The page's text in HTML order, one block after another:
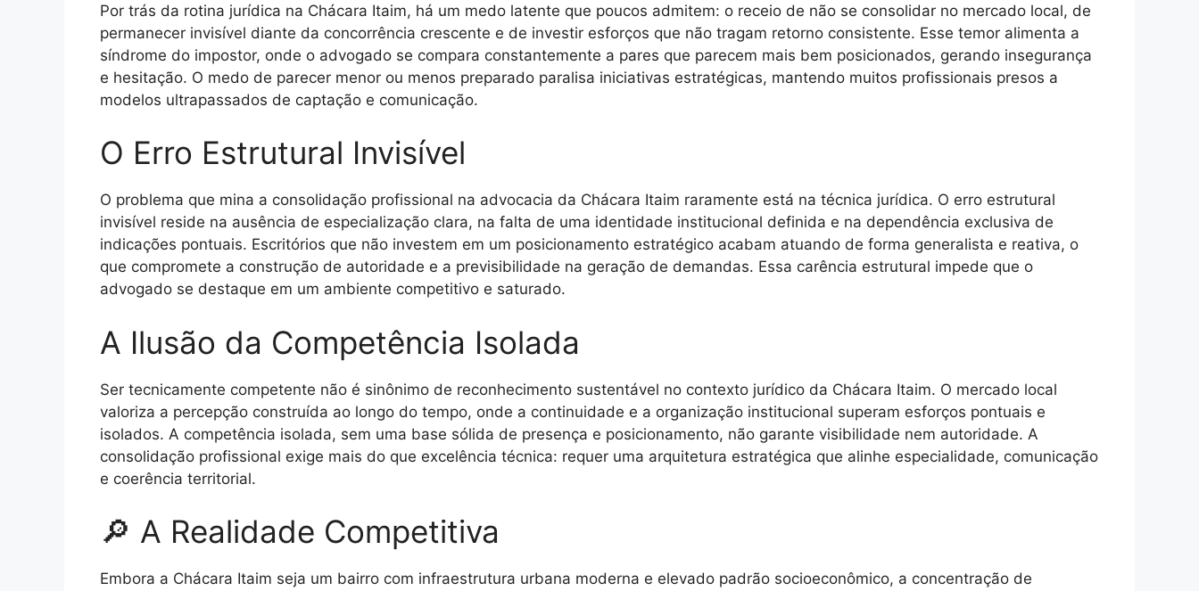
Por trás da rotina jurídica na Chácara Itaim, há um medo latente que poucos admitem: o receio de não se consolidar no mercado local, de
permanecer invisível diante da concorrência crescente e de investir esforços que não tragam retorno consistente. Esse temor alimenta a
síndrome do impostor, onde o advogado se compara constantemente a pares que parecem mais bem posicionados, gerando insegurança
e hesitação. O medo de parecer menor ou menos preparado paralisa iniciativas estratégicas, mantendo muitos profissionais presos a
modelos ultrapassados de captação e comunicação.
O Erro Estrutural Invisível
O problema que mina a consolidação profissional na advocacia da Chácara Itaim raramente está na técnica jurídica. O erro estrutural
invisível reside na ausência de especialização clara, na falta de uma identidade institucional definida e na dependência exclusiva de
indicações pontuais. Escritórios que não investem em um posicionamento estratégico acabam atuando de forma generalista e reativa, o
que compromete a construção de autoridade e a previsibilidade na geração de demandas. Essa carência estrutural impede que o
advogado se destaque em um ambiente competitivo e saturado.
A Ilusão da Competência Isolada
Ser tecnicamente competente não é sinônimo de reconhecimento sustentável no contexto jurídico da Chácara Itaim. O mercado local
valoriza a percepção construída ao longo do tempo, onde a continuidade e a organização institucional superam esforços pontuais e
isolados. A competência isolada, sem uma base sólida de presença e posicionamento, não garante visibilidade nem autoridade. A
consolidação profissional exige mais do que excelência técnica: requer uma arquitetura estratégica que alinhe especialidade, comunicação
e coerência territorial.
🔎 A Realidade Competitiva
Embora a Chácara Itaim seja um bairro com infraestrutura urbana moderna e elevado padrão socioeconômico, a concentração de